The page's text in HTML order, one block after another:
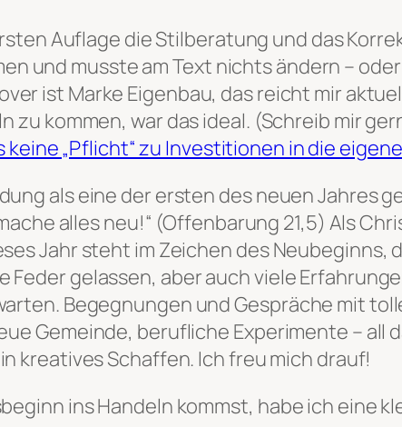
Auflage die Stilberatung und das
und musste am Text nichts ändern –
ist Marke Eigenbau, das reicht mir
zu kommen, war das ideal. (Schreib mir
„Pflicht“ zu Investitionen in die
als eine der ersten des neuen Jahres
alles neu!“ (Offenbarung 21,5) Als
Jahr steht im Zeichen des Neubeginns,
Feder gelassen, aber auch viele
Begegnungen und Gespräche mit
Gemeinde, berufliche Experimente – all
kreatives Schaffen. Ich freu mich drauf!
ins Handeln kommst, habe ich eine